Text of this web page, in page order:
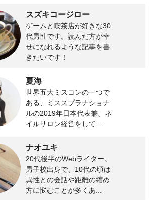
スズキコージロー
ゲームと喫茶店が好きな30
代男性です。読んだ方が幸
せになれるような記事を書
きたいです！
夏海
世界五大ミスコンの一つで
ある、ミススプラナショナ
ルの2019年日本代表兼、ネ
イルサロン経営をして...
ナオユキ
20代後半のWebライター。
男子校出身で、10代の頃は
異性との会話や距離の縮め
方に悩むことが多くあ...